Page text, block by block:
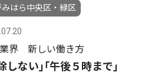
みはら中央区・緑区
界 新しい働き方
しない｣｢午後５時まで｣